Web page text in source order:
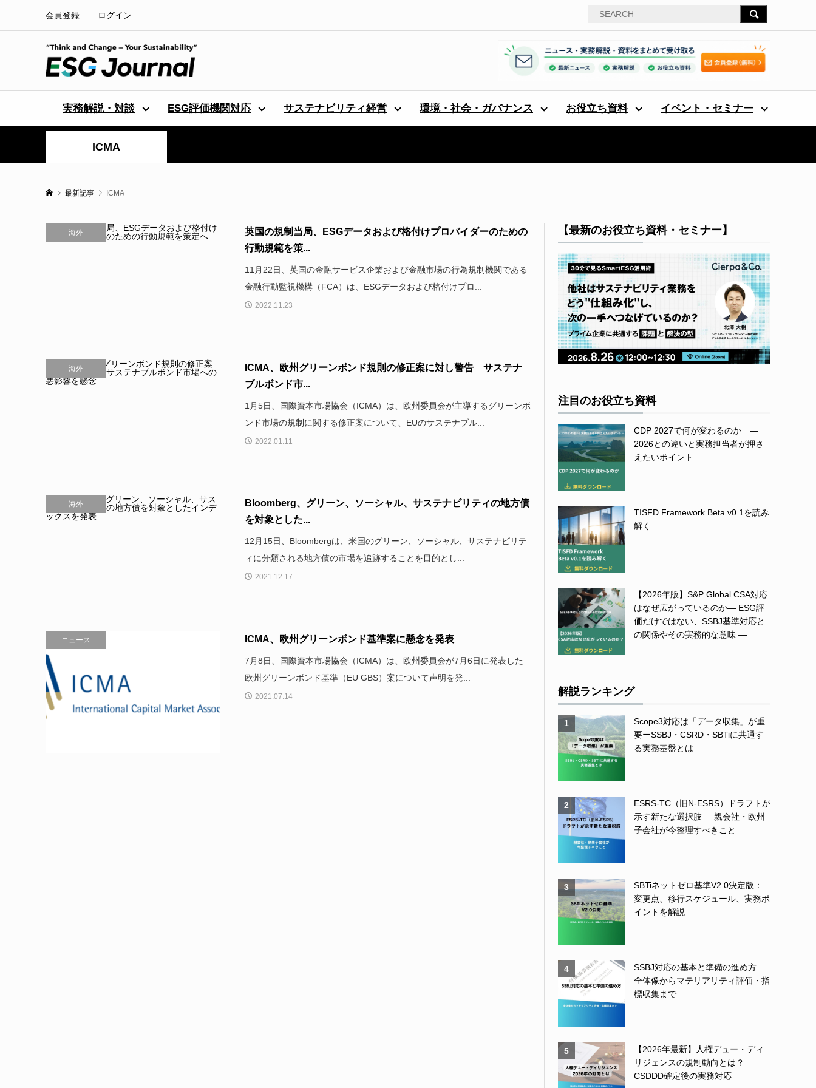
会員登録 ログイン
実務解説・対談 ESG評価機関対応 サステナビリティ経営 環境・社会・ガバナンス お役立ち資料 イベント・セミナー
ICMA
最新記事 ICMA
海外
英国の規制当局、ESGデータおよび格付けプロバイダーのための
行動規範を策...
11月22日、英国の金融サービス企業および金融市場の行為規制機関である
金融行動監視機構（FCA）は、ESGデータおよび格付けプロ...
2022.11.23
海外
ICMA、欧州グリーンボンド規則の修正案に対し警告 サステナ
ブルボンド市...
1月5日、国際資本市場協会（ICMA）は、欧州委員会が主導するグリーンボ
ンド市場の規制に関する修正案について、EUのサステナブル...
2022.01.11
海外
Bloomberg、グリーン、ソーシャル、サステナビリティの地方債
を対象とした...
12月15日、Bloombergは、米国のグリーン、ソーシャル、サステナビリテ
ィに分類される地方債の市場を追跡することを目的とし...
2021.12.17
ニュース ICMA、欧州グリーンボンド基準案に懸念を発表
7月8日、国際資本市場協会（ICMA）は、欧州委員会が7月6日に発表した
欧州グリーンボンド基準（EU GBS）案について声明を発...
2021.07.14
【最新のお役立ち資料・セミナー】
注目のお役立ち資料
CDP 2027で何が変わるのか ―
2026との違いと実務担当者が押さ
えたいポイント ―
TISFD Framework Beta v0.1を読み
解く
【2026年版】S&P Global CSA対応
はなぜ広がっているのか― ESG評
価だけではない、SSBJ基準対応と
の関係やその実務的な意味 ―
解説ランキング
1
Scope3対応は「データ収集」が重
要ーSSBJ・CSRD・SBTiに共通す
る実務基盤とは
2
ESRS-TC（旧N-ESRS）ドラフトが
示す新たな選択肢──親会社・欧州
子会社が今整理すべきこと
3
SBTiネットゼロ基準V2.0決定版：
変更点、移行スケジュール、実務ポ
イントを解説
4
SSBJ対応の基本と準備の進め方
全体像からマテリアリティ評価・指
標収集まで
5
【2026年最新】人権デュー・ディ
リジェンスの規制動向とは？
CSDDD確定後の実務対応